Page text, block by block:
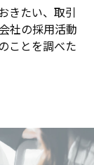
きたい、取引
社の採用活動
ことを調べた